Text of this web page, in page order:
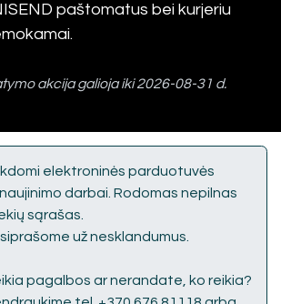
paštomatus bei kurjeriu
akcija galioja iki 2026-08-31 d.
elektroninės parduotuvės
darbai. Rodomas nepilnas
sąrašas.
už nesklandumus.
pagalbos ar nerandate, ko reikia?